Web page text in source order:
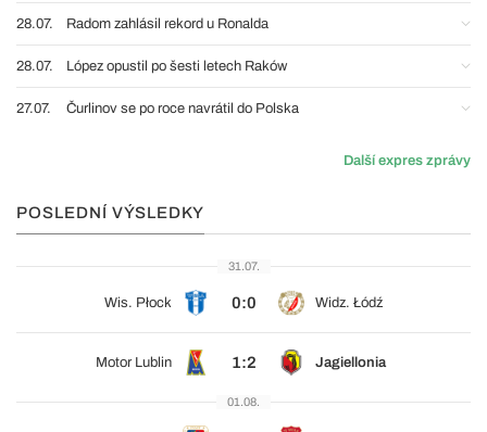
28.07. Radom zahlásil rekord u Ronalda
28.07. López opustil po šesti letech Raków
27.07. Čurlinov se po roce navrátil do Polska
Další expres zprávy
POSLEDNÍ VÝSLEDKY
31.07.
Wis. Płock 0:0 Widz. Łódź
Motor Lublin 1:2 Jagiellonia
01.08.